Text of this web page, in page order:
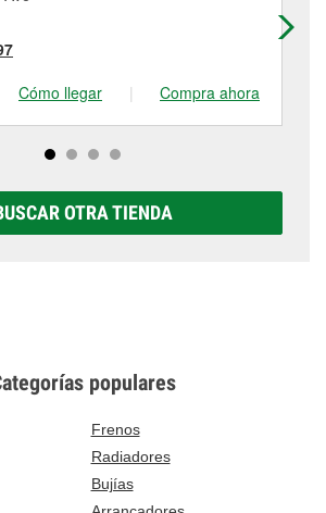
Cómo llegar | Compra ahora
OTRA TIENDA
populares
Frenos
Radiadores
Bujías